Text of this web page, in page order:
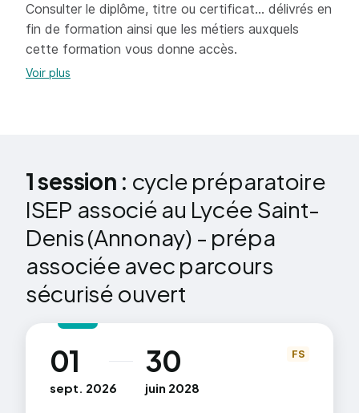
Consulter le diplôme, titre ou certificat... délivrés en
fin de formation ainsi que les métiers auxquels
cette formation vous donne accès.
Voir plus
1 session : cycle préparatoire
ISEP associé au Lycée Saint-
Denis (Annonay) - prépa
associée avec parcours
sécurisé ouvert
01
sept. 2026
au 30
juin 2028
FS